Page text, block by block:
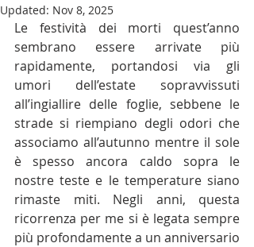
Updated: Nov 8, 2025
Le festività dei morti quest’anno
sembrano essere arrivate più
rapidamente, portandosi via gli
umori dell’estate sopravvissuti
all’ingiallire delle foglie, sebbene le
strade si riempiano degli odori che
associamo all’autunno mentre il sole
è spesso ancora caldo sopra le
nostre teste e le temperature siano
rimaste miti. Negli anni, questa
ricorrenza per me si è legata sempre
più profondamente a un anniversario